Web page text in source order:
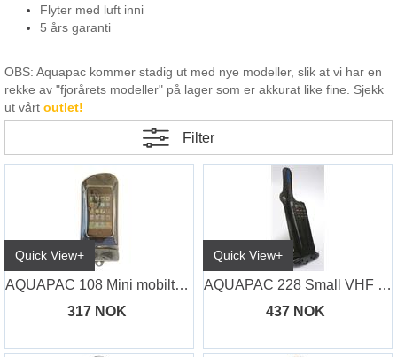
Flyter med luft inni
5 års garanti
OBS: Aquapac kommer stadig ut med nye modeller, slik at vi har en
rekke av "fjorårets modeller" på lager som er akkurat like fine. Sjekk
ut vårt outlet!
Filter
Quick View+
AQUAPAC 108 Mini mobiltelefon/iPhone cas
317 NOK
Quick View+
AQUAPAC 228 Small VHF Classic
437 NOK